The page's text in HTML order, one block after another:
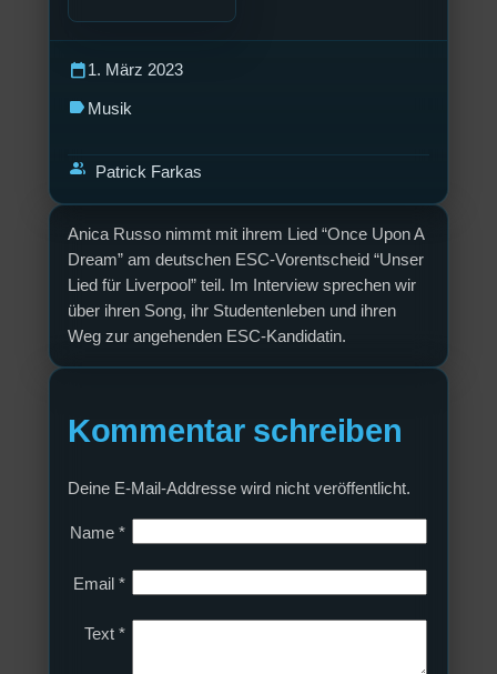
Anica Russo nimmt mit ihrem Lied “Once Upon A
Dream” am deutschen ESC-Vorentscheid “Unser
Lied für Liverpool” teil. Im Interview sprechen wir
über ihren Song, ihr Studentenleben und ihren
Weg zur angehenden ESC-Kandidatin.
Kommentar schreiben
Deine E-Mail-Addresse wird nicht veröffentlicht.
Name *
Email *
Text *
calendar_today1. März 2023
label Musik
group Patrick Farkas